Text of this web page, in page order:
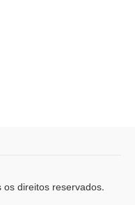
direitos reservados.